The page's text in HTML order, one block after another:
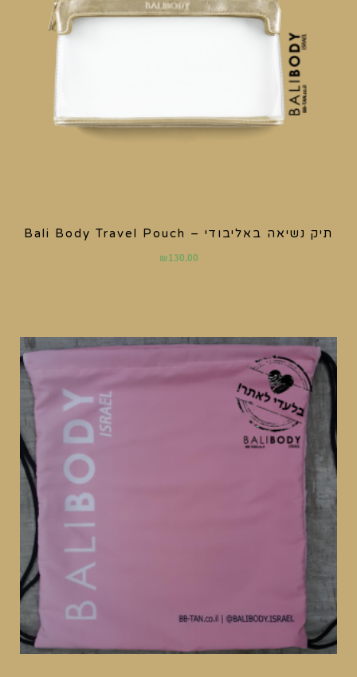
תיק נשיאה באליבודי – Bali Body Travel Pouch
₪130.00